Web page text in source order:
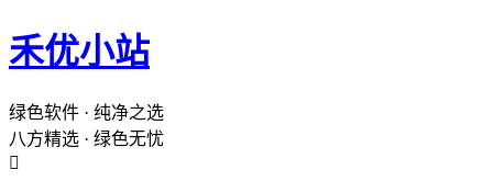
禾优小站
绿色软件 · 纯净之选
八方精选 · 绿色无忧
